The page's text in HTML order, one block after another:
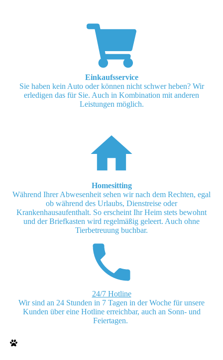
Einkaufsservice
Sie haben kein Auto oder können nicht schwer heben? Wir
erledigen das für Sie. Auch in Kombination mit anderen
Leistungen möglich.
Homesitting
Während Ihrer Abwesenheit sehen wir nach dem Rechten, egal
ob während des Urlaubs, Dienstreise oder
Krankenhausaufenthalt. So erscheint Ihr Heim stets bewohnt
und der Briefkasten wird regelmäßig geleert. Auch ohne
Tierbetreuung buchbar.
24/7 Hotline
Wir sind an 24 Stunden in 7 Tagen in der Woche für unsere
Kunden über eine Hotline erreichbar, auch an Sonn- und
Feiertagen.